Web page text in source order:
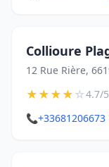
Collioure
12 Rue Rière,
★★★★☆4.7/5
📞+33681206673